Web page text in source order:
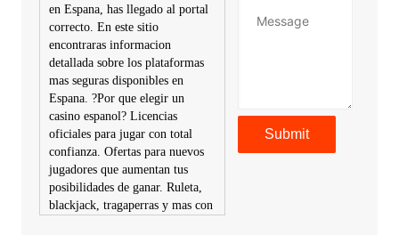
en Espana, has llegado al portal
correcto. En este sitio
encontraras informacion
detallada sobre los plataformas
mas seguras disponibles en
Espana. ?Por que elegir un
casino espanol? Licencias
oficiales para jugar con total
confianza. Ofertas para nuevos
jugadores que aumentan tus
posibilidades de ganar. Ruleta,
blackjack, tragaperras y mas con